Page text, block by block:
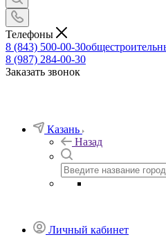
Телефоны
8 (843) 500-00-30
8 (987) 284-00-30
Заказать звонок
Казань
Назад
Личный кабинет